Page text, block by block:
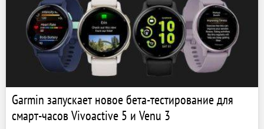
Garmin запускает новое бета-тестирование для
смарт-часов Vivoactive 5 и Venu 3